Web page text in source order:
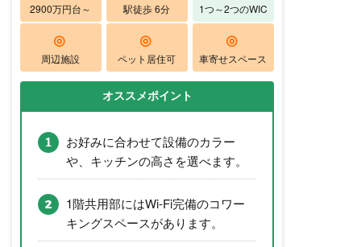
2900万円台～ 駅徒歩 6分 1つ～2つのWIC
◎
周辺施設
◎
ペット居住可
◎
車寄せスペース
オススメポイント
お好みに合わせて設備のカラー
や、キッチンの高さを選べます。
1階共用部にはWi-Fi完備のコワー
キングスペースがあります。